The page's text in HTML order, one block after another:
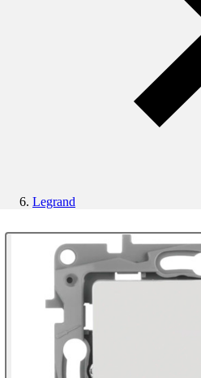
Legrand